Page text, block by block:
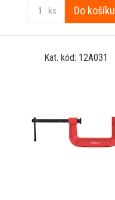
ks Do košíku
Kat. kód: 12A031